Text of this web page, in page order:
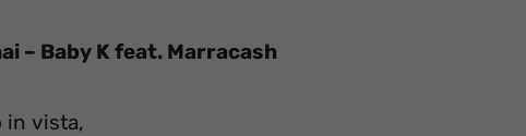
– Baby K feat. Marracash
in vista,